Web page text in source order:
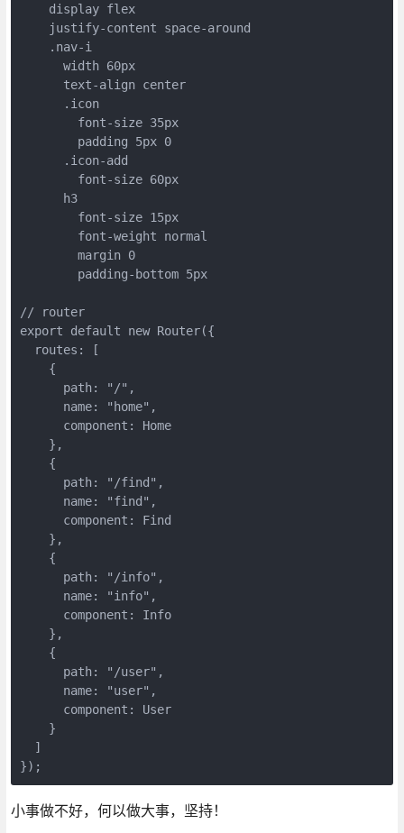
    display flex
    justify-content space-around
    .nav-i
      width 60px
      text-align center
      .icon
        font-size 35px
        padding 5px 0
      .icon-add
        font-size 60px
      h3
        font-size 15px
        font-weight normal
        margin 0
        padding-bottom 5px
// router
export default new Router({
  routes: [
    {
      path: "/",
      name: "home",
      component: Home
    },
    {
      path: "/find",
      name: "find",
      component: Find
    },
    {
      path: "/info",
      name: "info",
      component: Info
    },
    {
      path: "/user",
      name: "user",
      component: User
    }
  ]
});
小事做不好，何以做大事，坚持！